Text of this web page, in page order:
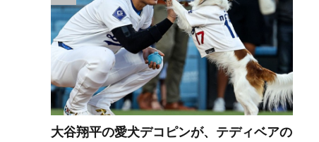
大谷翔平の愛犬デコピンが、テディベアの